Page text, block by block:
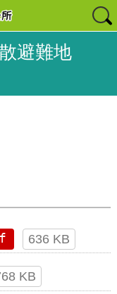
避難地
636 KB
KB